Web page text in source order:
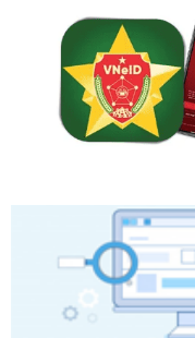
Số kí hiệu:2303/
Tên: Quyết định
ban hành, được sửa
Quy trình nội bộ, quy
chính trong một số
lý của Sở Văn hóa,
Tên: Quyết định công
được sửa đổi, bổ
trình điện tử giải
lịch thuộc phạm vi
thao và Du lịch
Ngày ban hành: 01/06/